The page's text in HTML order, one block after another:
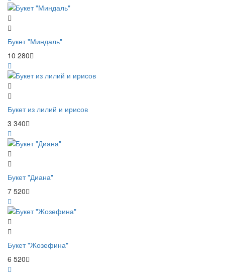
Букет "Миндаль"
10 280
Букет из лилий и ирисов
3 340
Букет "Диана"
7 520
Букет "Жозефина"
6 520